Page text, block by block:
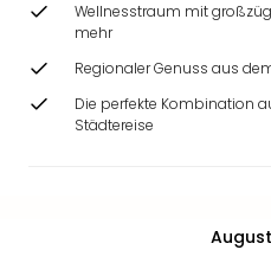
Wellnesstraum mit
mehr
Regionaler Genuss aus
Die perfekte Kombination
Städtereise